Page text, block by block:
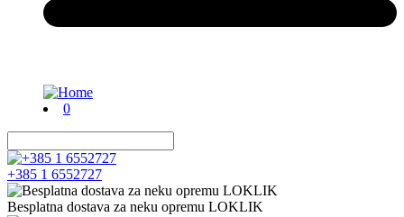
0
+385 1 6552727
Besplatna dostava za neku opremu LOKLIK